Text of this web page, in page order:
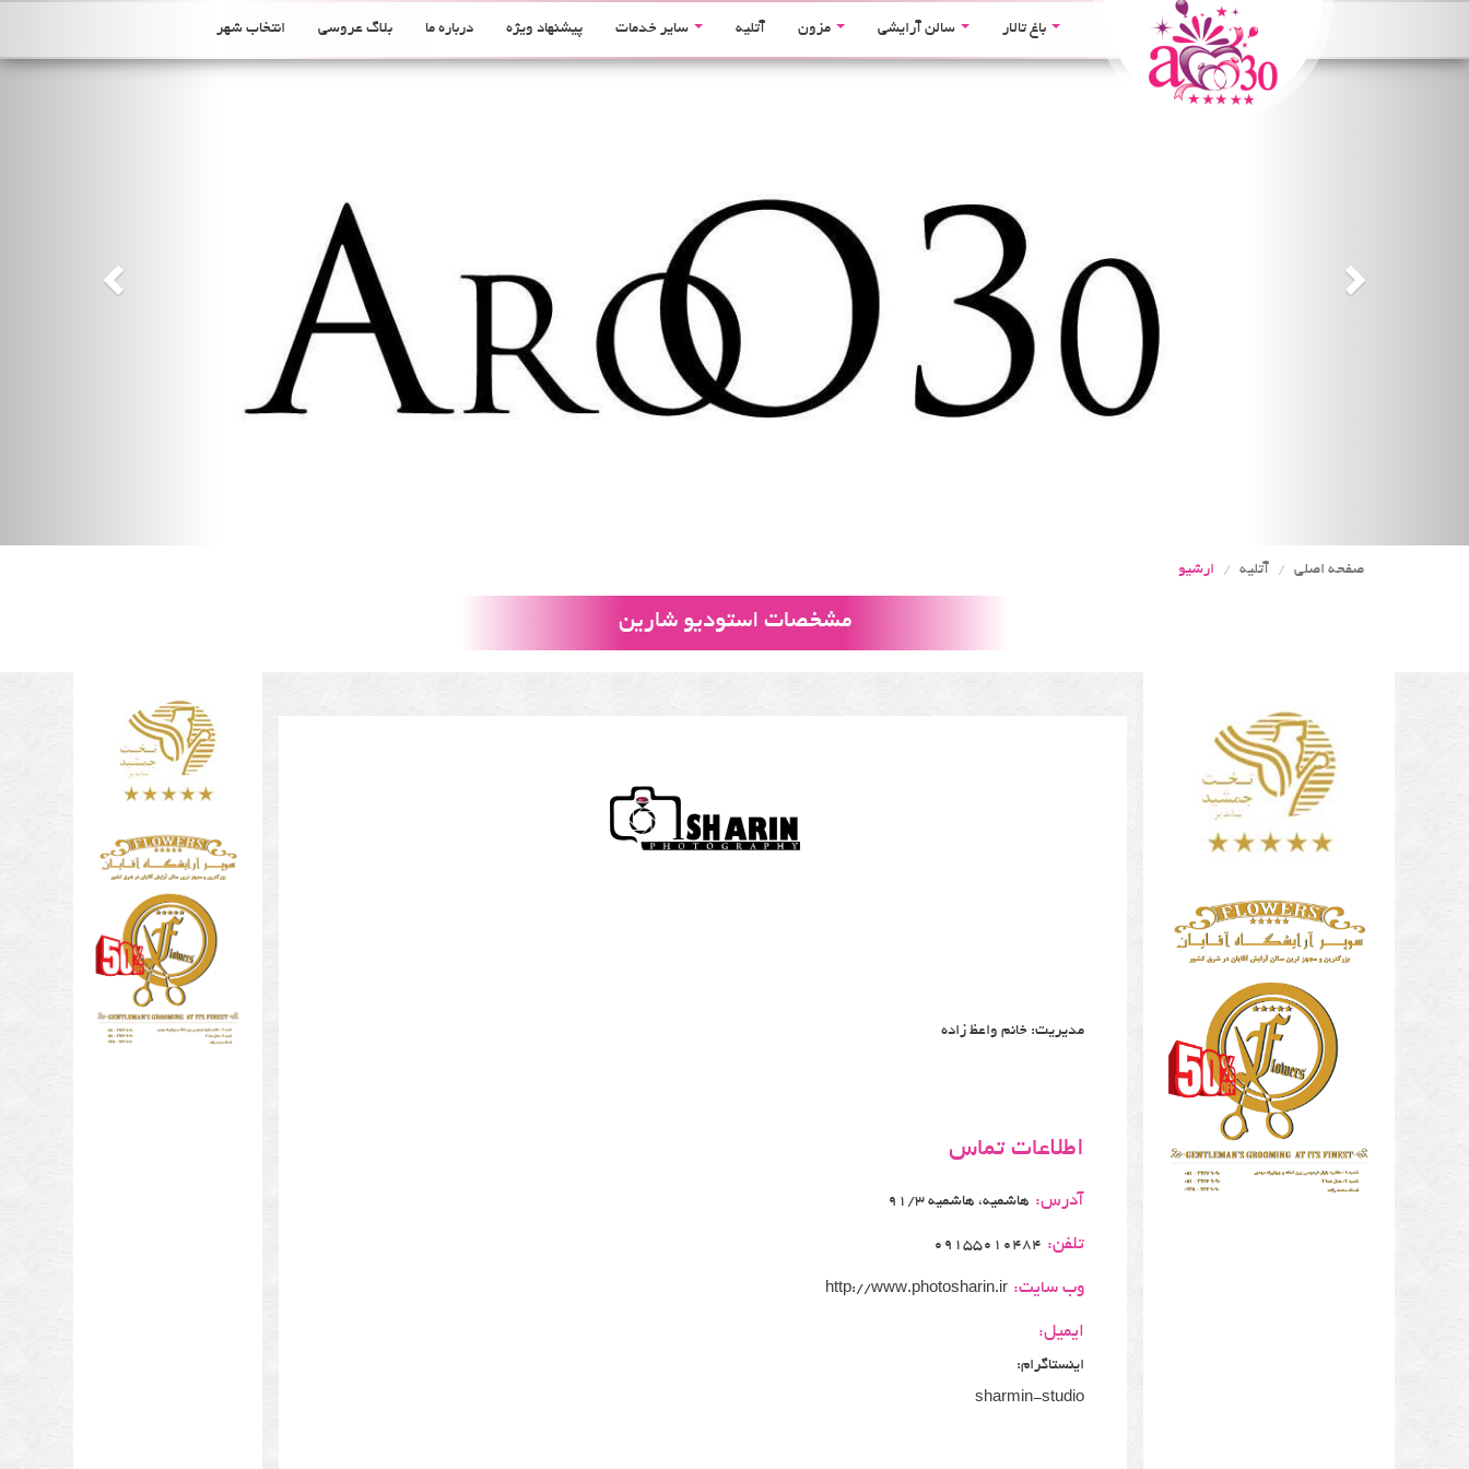
باغ تالار سالن آرایشی مزون آتلیه سایر خدمات پیشنهاد ویژه درباره ما بلاگ عروسی انتخاب شهر
صفحه اصلی آتلیه ارشیو
مشخصات استودیو شارین
مدیریت: خانم واعظ زاده
اطلاعات تماس
آدرس: هاشمیه، هاشمیه 91/3
تلفن: 09155010484
وب سایت: http://www.photosharin.ir
ایمیل:
اینستاگرام:
sharmin-studio